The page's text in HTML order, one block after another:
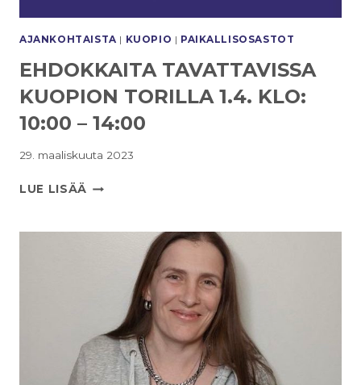
AJANKOHTAISTA | KUOPIO | PAIKALLISOSASTOT
EHDOKKAITA TAVATTAVISSA
KUOPION TORILLA 1.4. KLO:
10:00 – 14:00
29. maaliskuuta 2023
LUE LISÄÄ EHDOKKAITA
TORILLA
14:00